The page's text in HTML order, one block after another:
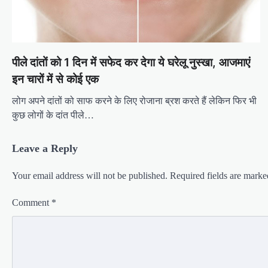
पीले दांतों को 1 दिन में सफेद कर देगा ये घरेलू नुस्खा, आजमाएं
इन चारों में से कोई एक
लोग अपने दांतों को साफ करने के लिए रोजाना ब्रश करते हैं लेकिन फिर भी
कुछ लोगों के दांत पीले…
Leave a Reply
Your email address will not be published. Required fields are
Comment *